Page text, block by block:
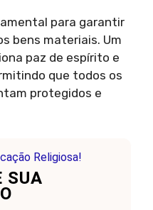
para garantir
bens materiais. Um
paz de espírito e
que todos os
protegidos e
SUA